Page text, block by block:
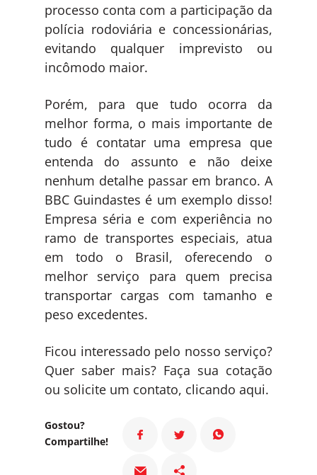
processo conta com a participação da
polícia rodoviária e concessionárias,
evitando qualquer imprevisto ou
incômodo maior.
Porém, para que tudo ocorra da
melhor forma, o mais importante de
tudo é contatar uma empresa que
entenda do assunto e não deixe
nenhum detalhe passar em branco. A
BBC Guindastes é um exemplo disso!
Empresa séria e com experiência no
ramo de transportes especiais, atua
em todo o Brasil, oferecendo o
melhor serviço para quem precisa
transportar cargas com tamanho e
peso excedentes.
Ficou interessado pelo nosso serviço?
Quer saber mais? Faça sua cotação
ou solicite um contato, clicando aqui.
Gostou?
Compartilhe!